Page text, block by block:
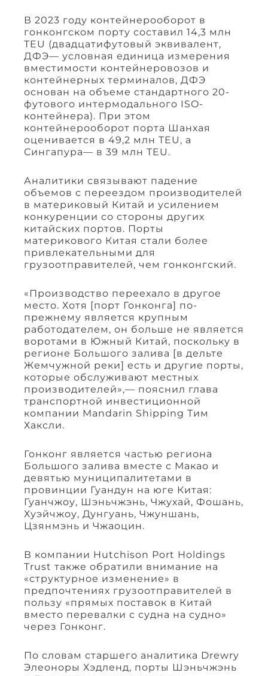
В 2023 году контейнерооборот в
гонконгском порту составил 14,3 млн
TEU (двадцатифутовый эквивалент,
ДФЭ— условная единица измерения
вместимости контейнеровозов и
контейнерных терминалов, ДФЭ
основан на объеме стандартного 20-
футового интермодального ISO-
контейнера). При этом
контейнерооборот порта Шанхая
оценивается в 49,2 млн TEU, а
Сингапура— в 39 млн TEU.
Аналитики связывают падение
объемов с переездом производителей
в материковый Китай и усилением
конкуренции со стороны других
китайских портов. Порты
материкового Китая стали более
привлекательными для
грузоотправителей, чем гонконгский.
«Производство переехало в другое
место. Хотя [порт Гонконга] по-
прежнему является крупным
работодателем, он больше не является
воротами в Южный Китай, поскольку в
регионе Большого залива [в дельте
Жемчужной реки] есть и другие порты,
которые обслуживают местных
производителей»,— пояснил глава
транспортной инвестиционной
компании Mandarin Shipping Тим
Хаксли.
Гонконг является частью региона
Большого залива вместе с Макао и
девятью муниципалитетами в
провинции Гуандун на юге Китая:
Гуанчжоу, Шэньчжэнь, Чжухай, Фошань,
Хуэйчжоу, Дунгуань, Чжуншань,
Цзянмэнь и Чжаоцин.
В компании Hutchison Port Holdings
Trust также обратили внимание на
«структурное изменение» в
предпочтениях грузоотправителей в
пользу «прямых поставок в Китай
вместо перевалки с судна на судно»
через Гонконг.
По словам старшего аналитика Drewry
Элеоноры Хэдленд, порты Шэньчжэнь